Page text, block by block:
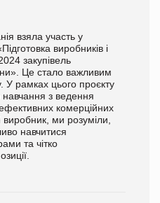
взяла участь у
виробників і
закупівель
Це стало важливим
У рамках цього проєкту
з ведення
комерційних
ми розуміли,
навчитися
та чітко